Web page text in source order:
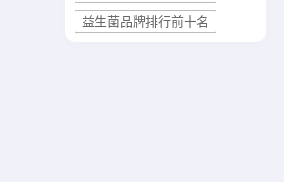
益生菌品牌排行前十名